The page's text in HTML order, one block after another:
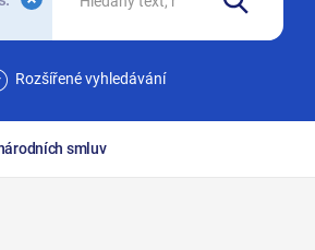
Rozšířené vyhledávání
smluv